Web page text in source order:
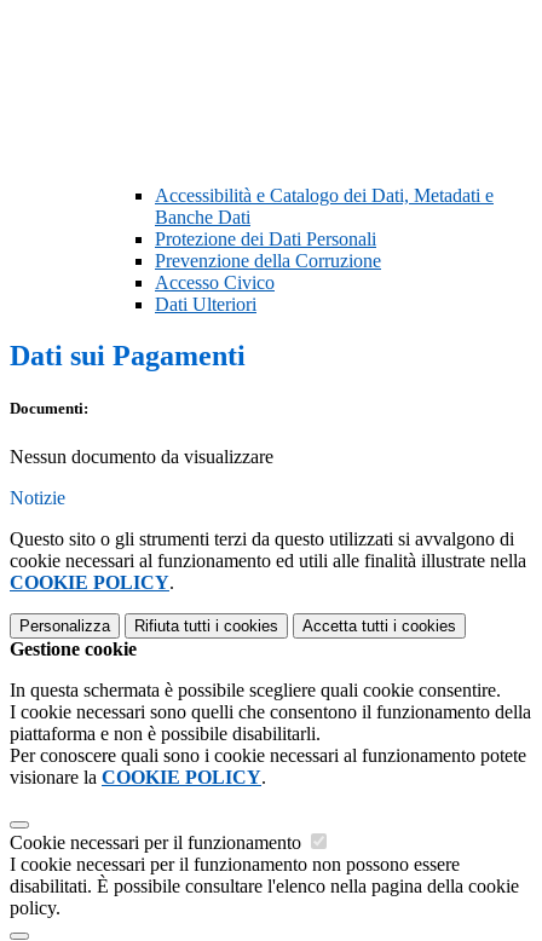
Accessibilità e Catalogo dei Dati, Metadati e
Banche Dati
Protezione dei Dati Personali
Prevenzione della Corruzione
Accesso Civico
Dati Ulteriori
Dati sui Pagamenti
Documenti:
Nessun documento da visualizzare
Notizie
Questo sito o gli strumenti terzi da questo utilizzati si avvalgono di
cookie necessari al funzionamento ed utili alle finalità illustrate nella
COOKIE POLICY.
Personalizza Rifiuta tutti i cookies Accetta tutti i cookies
Gestione cookie
In questa schermata è possibile scegliere quali cookie consentire.
I cookie necessari sono quelli che consentono il funzionamento della
piattaforma e non è possibile disabilitarli.
Per conoscere quali sono i cookie necessari al funzionamento potete
visionare la COOKIE POLICY.
Cookie necessari per il funzionamento
I cookie necessari per il funzionamento non possono essere
disabilitati. È possibile consultare l'elenco nella pagina della cookie
policy.